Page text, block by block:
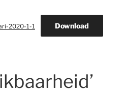
2020-1-1 Download